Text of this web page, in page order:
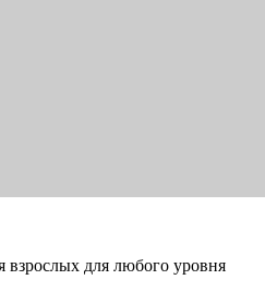
взрослых для любого уровня